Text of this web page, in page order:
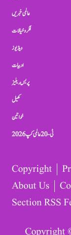
عالمی خبریں
فکر و خیالات
ویڈیوز
ادبیات
پریس ریلیز
کھیل
خواتین
ٹی-20 عالمی کپ 2026
Copyright
About Us
Section RSS
Copyright